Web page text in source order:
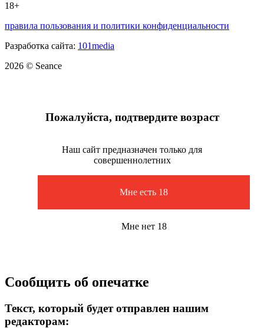
18+
правила пользования и политики конфиденциальности
Разработка сайта: 101media
2026 © Seance
Пожалуйста, подтвердите возраст
Наш сайт предназначен только для
совершеннолетних
Мне есть 18
Мне нет 18
Сообщить об опечатке
Текст, который будет отправлен нашим
редакторам: